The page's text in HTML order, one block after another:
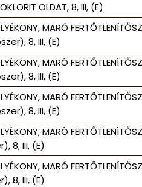
OLDAT, 8, III, (E)
MARÓ
8, III, (E)
MARÓ
8, III, (E)
MARÓ
8, III, (E)
MARÓ
8, III, (E)
MARÓ
8, III, (E)